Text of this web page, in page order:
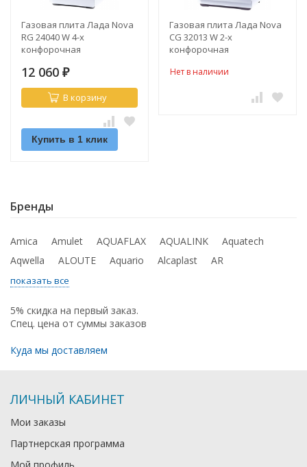
Газовая плита Лада Nova
RG 24040 W 4-х
конфорочная
12 060 ₽
В корзину
Купить в 1 клик
Газовая плита Лада Nova
CG 32013 W 2-х
конфорочная
Нет в наличии
Бренды
Amica Amulet AQUAFLAX AQUALINK
Aquatech
Aqwella
ALOUTE Aquario Alcaplast AR
показать все
5% скидка на первый заказ.
Спец. цена от суммы заказов
Куда мы доставляем
ЛИЧНЫЙ КАБИНЕТ
Мои заказы
Партнерская программа